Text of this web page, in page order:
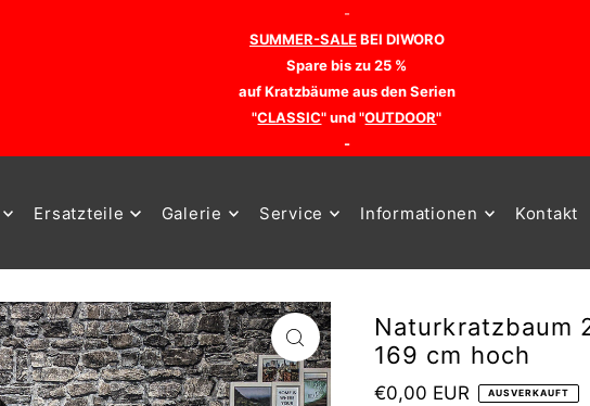
-
SUMMER-SALEBEI DIWORO
Spare bis zu 25 %
auf Kratzbäume aus den Serien
"CLASSIC" und "OUTDOOR"
-
Ersatzteile Galerie Service Informationen Kontakt
Naturkratzbaum
169 cm hoch
€0,00 EUR AUSVERKAUFT